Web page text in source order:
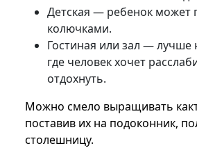
Детская — ребенок может
колючками.
Гостиная или зал — лучше
где человек хочет
отдохнуть.
Можно смело выращивать
поставив их на подоконник,
столешницу.